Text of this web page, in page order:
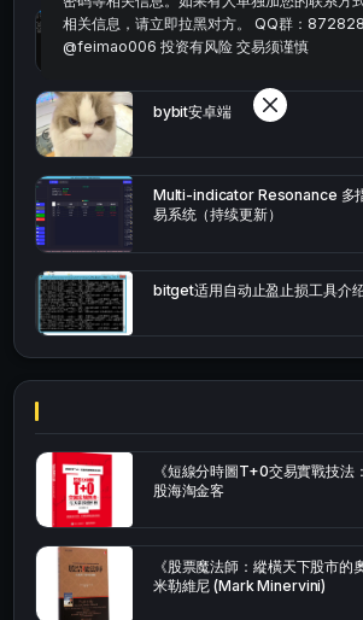
okx的短线量化的免费版本
bybit安卓端
Multi-indicator Resonance 多
易系统（持续更新）
bitget适用自动止盈止损工具介
《短線分時圖T+0交易實戰技法
股海淘金客
《股票魔法師：縱橫天下股市的
米勒維尼 (Mark Minervini)
相关信息，请立即拉黑对方。 QQ群：
@feimao006 投资有风险 交易须谨慎